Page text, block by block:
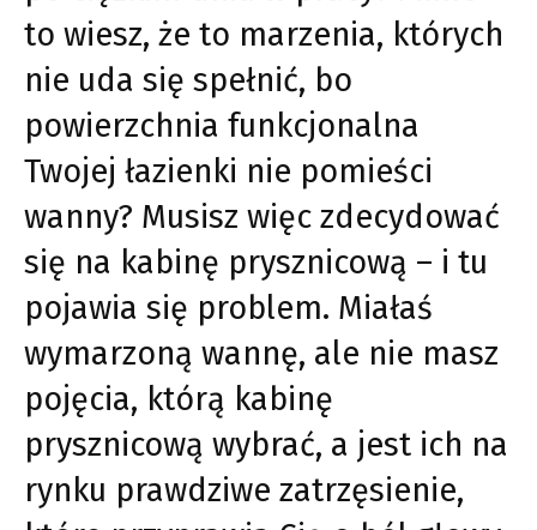
to wiesz, że to marzenia, których
nie uda się spełnić, bo
powierzchnia funkcjonalna
Twojej łazienki nie pomieści
wanny? Musisz więc zdecydować
się na kabinę prysznicową – i tu
pojawia się problem. Miałaś
wymarzoną wannę, ale nie masz
pojęcia, którą kabinę
prysznicową wybrać, a jest ich na
rynku prawdziwe zatrzęsienie,